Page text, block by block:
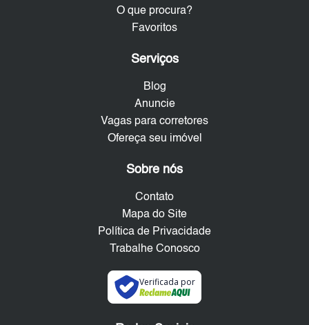
O que procura?
Favoritos
Serviços
Blog
Anuncie
Vagas para corretores
Ofereça seu imóvel
Sobre nós
Contato
Mapa do Site
Política de Privacidade
Trabalhe Conosco
Verificada por